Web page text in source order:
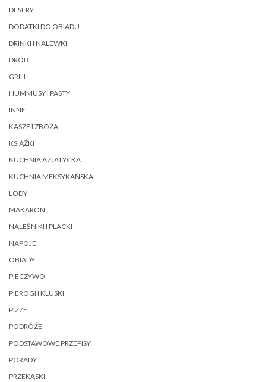
DESERY
DODATKI DO OBIADU
DRINKI I NALEWKI
DRÓB
GRILL
HUMMUSY I PASTY
INNE
KASZE I ZBOŻA
KSIĄŻKI
KUCHNIA AZJATYCKA
KUCHNIA MEKSYKAŃSKA
LODY
MAKARON
NALEŚNIKI I PLACKI
NAPOJE
OBIADY
PIECZYWO
PIEROGI I KLUSKI
PIZZE
PODRÓŻE
PODSTAWOWE PRZEPISY
PORADY
PRZEKĄSKI